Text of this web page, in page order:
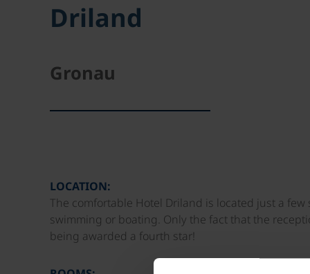
Driland
Gronau
LOCATION:
The comfortable Hotel Driland is located just a
swimming or boating. Only the fact that the
being awarded a fourth star!